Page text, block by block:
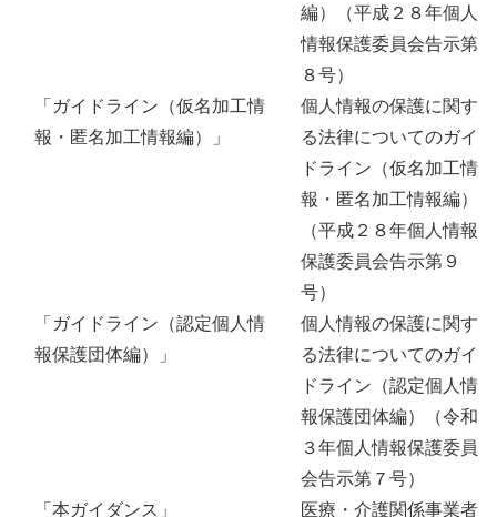
編）（平成２８年個人
情報保護委員会告示第
８号）
「ガイドライン（仮名加工情
報・匿名加工情報編）」
個人情報の保護に関す
る法律についてのガイ
ドライン（仮名加工情
報・匿名加工情報編）
（平成２８年個人情報
保護委員会告示第９
号）
「ガイドライン（認定個人情
報保護団体編）」
個人情報の保護に関す
る法律についてのガイ
ドライン（認定個人情
報保護団体編）（令和
３年個人情報保護委員
会告示第７号）
「本ガイダンス」
医療・介護関係事業者